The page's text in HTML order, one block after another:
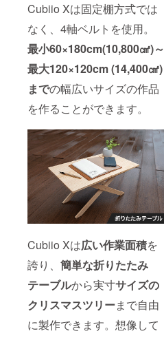
Cubiio Xは固定棚方式では
なく、4軸ベルトを使用。
最小60×180cm(10,800㎠)～
最大120×120cm (14,400㎠)
までの幅広いサイズの作品
を作ることができます。
Cubiio Xは広い作業面積を
誇り、 簡単な折りたたみ
テーブルから実寸サイズの
クリスマスツリーまで自由
に製作できます。想像して